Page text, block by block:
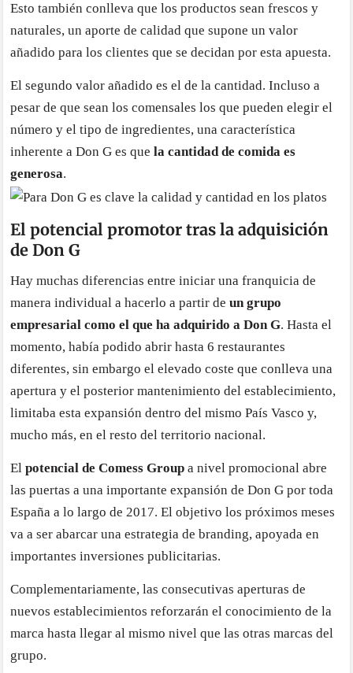
Esto también conlleva que los productos sean frescos y
naturales, un aporte de calidad que supone un valor
añadido para los clientes que se decidan por esta apuesta.
El segundo valor añadido es el de la cantidad. Incluso a
pesar de que sean los comensales los que pueden elegir el
número y el tipo de ingredientes, una característica
inherente a Don G es quela cantidad de comida es
generosa.
El potencial promotor tras la adquisición
de Don G
Hay muchas diferencias entre iniciar una franquicia de
manera individual a hacerlo a partir deun grupo
empresarial como el que ha adquirido a Don G. Hasta el
momento, había podido abrir hasta 6 restaurantes
diferentes, sin embargo el elevado coste que conlleva una
apertura y el posterior mantenimiento del establecimiento,
limitaba esta expansión dentro del mismo País Vasco y,
mucho más, en el resto del territorio nacional.
Elpotencial de Comess Group a nivel promocional abre
las puertas a una importante expansión de Don G por toda
España a lo largo de 2017. El objetivo los próximos meses
va a ser abarcar una estrategia de branding, apoyada en
importantes inversiones publicitarias.
Complementariamente, las consecutivas aperturas de
nuevos establecimientos reforzarán el conocimiento de la
marca hasta llegar al mismo nivel que las otras marcas del
grupo.